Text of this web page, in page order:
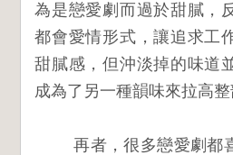
為是戀愛劇而過於甜膩，
都會愛情形式，讓追求工
甜膩感，但沖淡掉的味道
成為了另一種韻味來拉高整
再者，很多戀愛劇都